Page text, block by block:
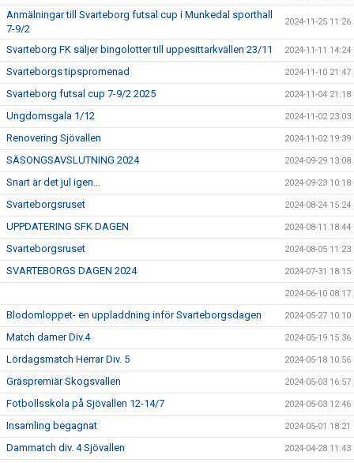
Anmälningar till Svarteborg futsal cup i Munkedal sporthall
7-9/2
2024-11-25 11:26
Svarteborg FK säljer bingolotter till uppesittarkvällen 23/11 2024-11-11 14:24
Svarteborgs tipspromenad 2024-11-10 21:47
Svarteborg futsal cup 7-9/2 2025 2024-11-04 21:18
Ungdomsgala 1/12 2024-11-02 23:03
Renovering Sjövallen 2024-11-02 19:39
SÄSONGSAVSLUTNING 2024 2024-09-29 13:08
Snart är det jul igen... 2024-09-23 10:18
Svarteborgsruset 2024-08-24 15:24
UPPDATERING SFK DAGEN 2024-08-11 18:44
Svarteborgsruset 2024-08-05 11:23
SVARTEBORGS DAGEN 2024 2024-07-31 18:15
2024-06-10 08:17
Blodomloppet- en uppladdning inför Svarteborgsdagen 2024-05-27 10:10
Match damer Div.4 2024-05-19 15:36
Lördagsmatch Herrar Div. 5 2024-05-18 10:56
Gräspremiär Skogsvallen 2024-05-03 16:57
Fotbollsskola på Sjövallen 12-14/7 2024-05-03 12:46
Insamling begagnat 2024-05-01 18:21
Dammatch div. 4 Sjövallen 2024-04-28 11:43